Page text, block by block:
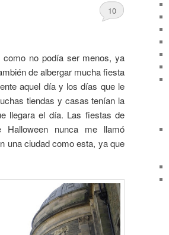
10
como no podía ser menos, ya
de albergar mucha fiesta
aquel día y los días que le
tiendas y casas tenían la
llegara el día. Las fiestas de
Halloween nunca me llamó
una ciudad como esta, ya que